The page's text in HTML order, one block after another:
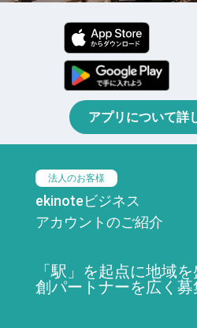
アプリについて詳
法人のお客様
ekinoteビジネス
アカウントのご紹介
「駅」を起点に地域
創パートナーを広く募